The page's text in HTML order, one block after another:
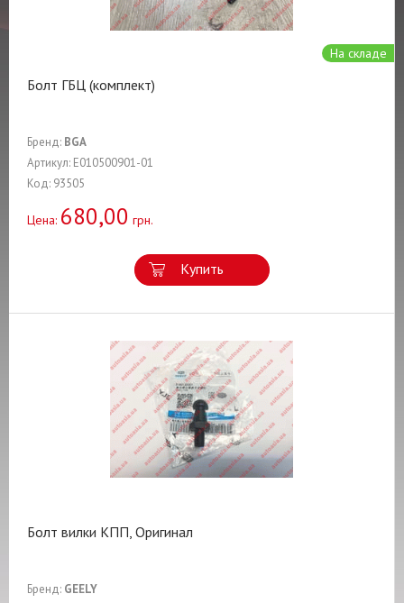
На складе
Болт ГБЦ (комплект)
Бренд: BGA
Артикул: E010500901-01
Код: 93505
Цена: 680,00 грн.
Купить
Болт вилки КПП, Оригинал
Бренд: GEELY